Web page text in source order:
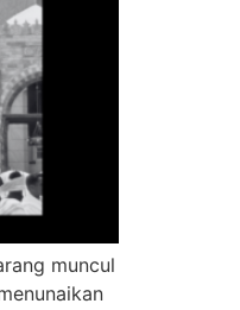
muncul